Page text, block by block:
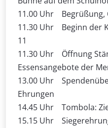
11.00 Uhr Begrüßung,
11.30 Uhr Beginn der
11
11.30 Uhr Öffnung
Essensangebote der
13.00 Uhr
Ehrungen
14.45 Uhr Tombola:
15.15 Uhr